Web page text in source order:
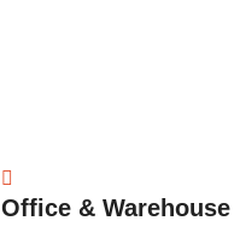
Office & Warehouse